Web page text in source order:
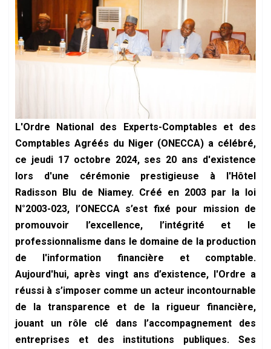
L'Ordre National des Experts-Comptables et des
Comptables Agréés du Niger (ONECCA) a célébré,
ce jeudi 17 octobre 2024, ses 20 ans d'existence
lors d'une cérémonie prestigieuse à l'Hôtel
Radisson Blu de Niamey. Créé en 2003 par la loi
N°2003-023, l’ONECCA s’est fixé pour mission de
promouvoir l’excellence, l’intégrité et le
professionnalisme dans le domaine de la production
de l'information financière et comptable.
Aujourd'hui, après vingt ans d’existence, l'Ordre a
réussi à s’imposer comme un acteur incontournable
de la transparence et de la rigueur financière,
jouant un rôle clé dans l’accompagnement des
entreprises et des institutions publiques. Ses